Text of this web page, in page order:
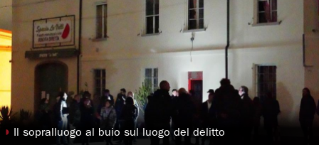
◗ Il sopralluogo al buio sul luogo del delitto